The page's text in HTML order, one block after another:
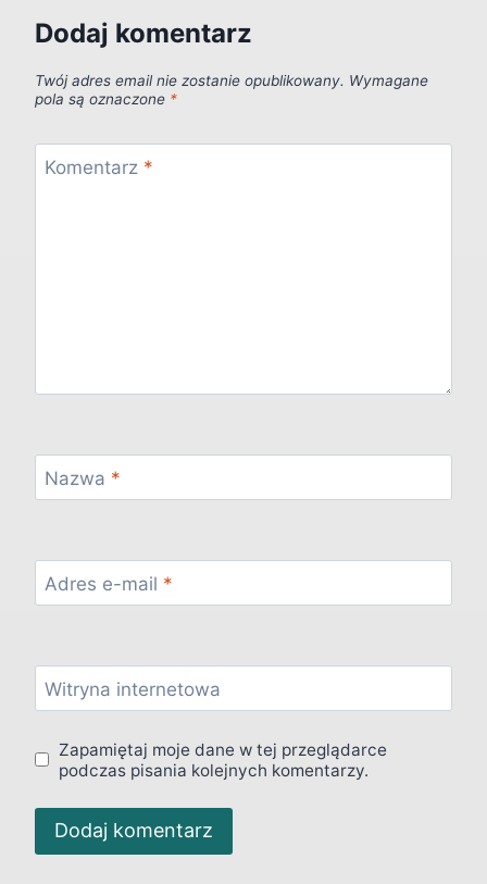
Dodaj komentarz
Twój adres email nie zostanie opublikowany. Wymagane
pola są oznaczone *
Komentarz *
Nazwa *
Adres e-mail *
Witryna internetowa
Zapamiętaj moje dane w tej przeglądarce
podczas pisania kolejnych komentarzy.